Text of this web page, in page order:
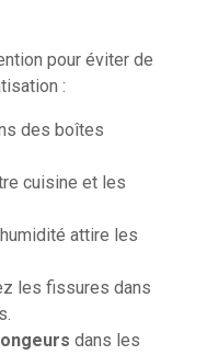
pour éviter de
:
des boîtes
cuisine et les
attire les
les fissures dans
dans les